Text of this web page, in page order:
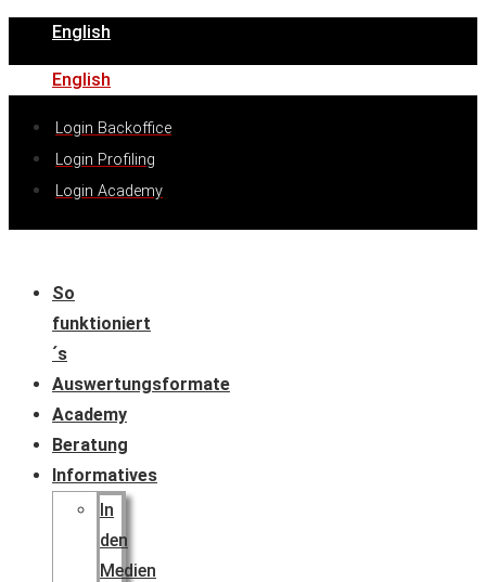
English
English
Login Backoffice
Login Profiling
Login Academy
So
funktioniert
´s
Auswertungsformate
Academy
Beratung
Informatives
In
den
Medien